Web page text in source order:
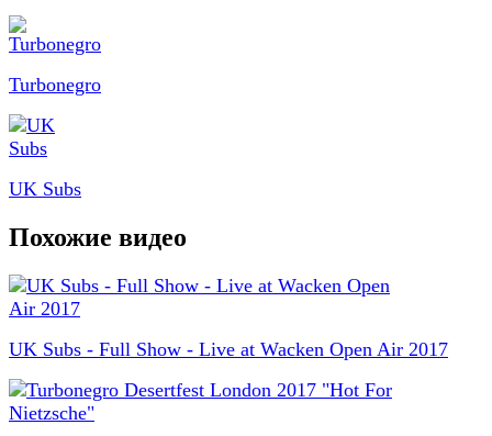
Turbonegro
UK Subs
Похожие видео
UK Subs - Full Show - Live at Wacken Open Air 2017